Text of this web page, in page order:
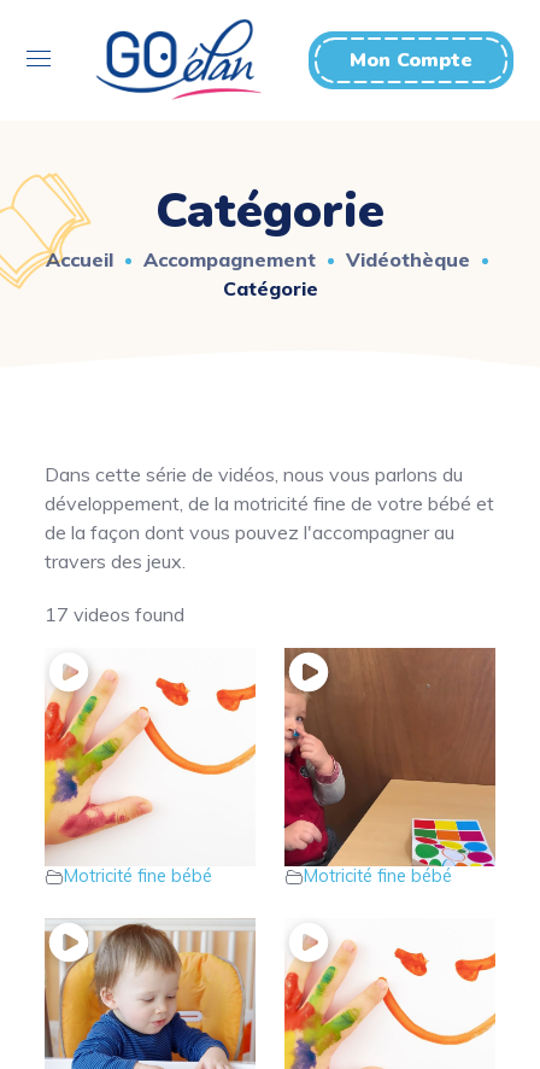
Mon Compte
Catégorie
Accueil Accompagnement
Vidéothèque
Catégorie
Dans cette série de vidéos, nous vous parlons du
développement, de la motricité fine de votre bébé et
de la façon dont vous pouvez l'accompagner au
travers des jeux.
17 videos found
14 – La peinture
sèche dès les
premiers mois
Motricité fine bébé
13 – L’intérêt de
jouer avec les
gommettes
Motricité fine bébé
12 – A quoi sert la
11 – Jouons à la